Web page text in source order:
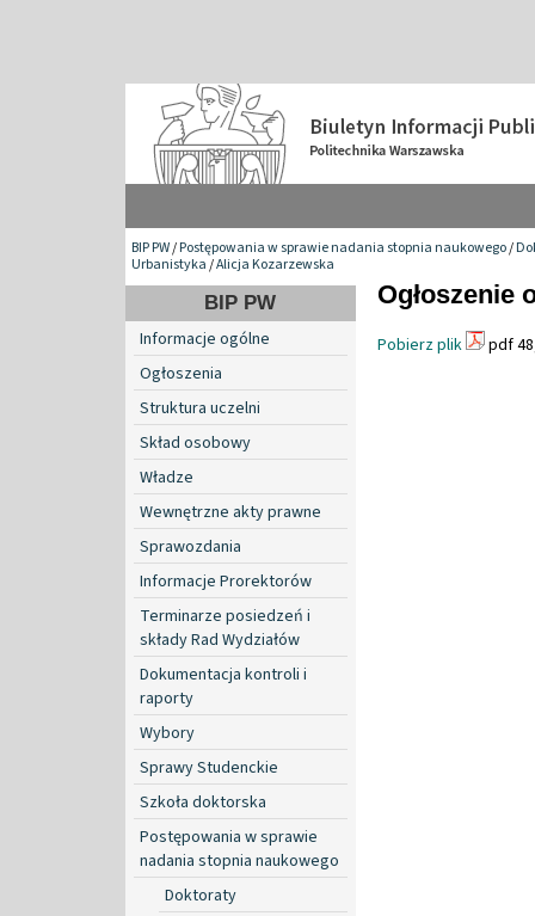
BIP PW/Postępowania w sprawie nadania stopnia naukowego/
Urbanistyka/Alicja Kozarzewska
BIP PW
Informacje ogólne
Ogłoszenia
Struktura uczelni
Skład osobowy
Władze
Wewnętrzne akty prawne
Sprawozdania
Informacje Prorektorów
Terminarze posiedzeń i
składy Rad Wydziałów
Dokumentacja kontroli i
raporty
Wybory
Sprawy Studenckie
Szkoła doktorska
Postępowania w sprawie
nadania stopnia naukowego
Doktoraty
Ogłoszenie
Pobierz plik pdf